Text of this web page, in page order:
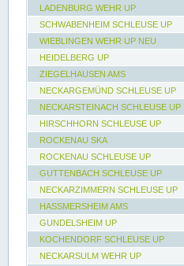
LADENBURG WEHR UP
SCHWABENHEIM SCHLEUSE UP
WIEBLINGEN WEHR UP NEU
HEIDELBERG UP
ZIEGELHAUSEN AMS
NECKARGEMÜND SCHLEUSE UP
NECKARSTEINACH SCHLEUSE UP
HIRSCHHORN SCHLEUSE UP
ROCKENAU SKA
ROCKENAU SCHLEUSE UP
GUTTENBACH SCHLEUSE UP
NECKARZIMMERN SCHLEUSE UP
HASSMERSHEIM AMS
GUNDELSHEIM UP
KOCHENDORF SCHLEUSE UP
NECKARSULM WEHR UP